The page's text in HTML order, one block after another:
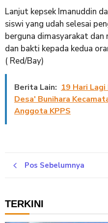
Lanjut kepsek Imanuddin
siswi yang udah selesai
berguna dimasyarakat dan
dan bakti kepada kedua
( Red/Bay)
Berita Lain: 19 Hari
Desa' Bunihara
Anggota KPPS
Pos Sebelumnya
TERKINI